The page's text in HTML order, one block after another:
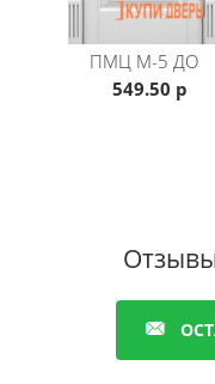
ПМЦ М-5 ДО
549.50 р